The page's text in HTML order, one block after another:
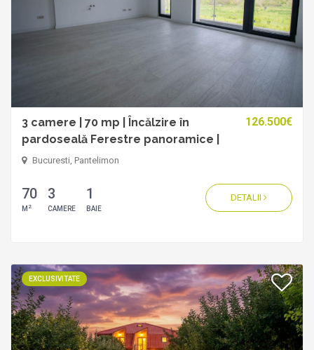
3 camere | 70 mp | Încălzire în
pardoseală Ferestre panoramice |
Vedere spre lac
126.500€
Bucuresti, Pantelimon
70
M 2
3
CAMERE
1
BAIE
DETALII
EXCLUSIVITATE